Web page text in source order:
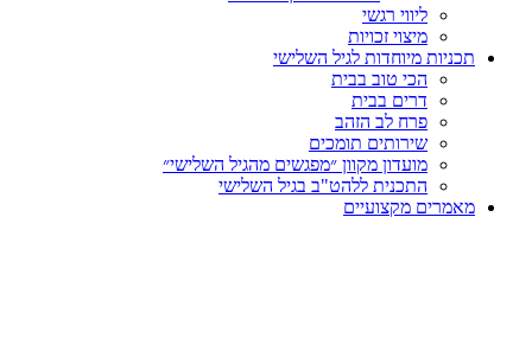
מיצוי זכויות
מיוחדות לגיל השלישי
הכי טוב בבית
דרים בבית
פרח לב הזהב
שירותים תומכים
מועדון מקוון ״מפגשים מהגיל השלישי״
התכנית ללהט"ב בגיל השלישי
מקצועיים